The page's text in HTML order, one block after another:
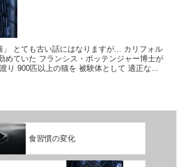
」 とても古い話にはなりますが... カリフォル
めていた フランシス・ポッテンジャー博士が
り 900匹以上の猫を 被験体として 適正な...
食習慣の変化